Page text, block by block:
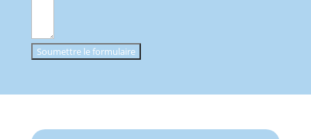
Soumettre le formulaire